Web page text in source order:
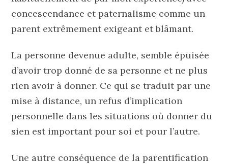
concescendance et paternalisme comme un
parent extrêmement exigeant et blâmant.
La personne devenue adulte, semble épuisée
d’avoir trop donné de sa personne et ne plus
rien avoir à donner. Ce qui se traduit par une
mise à distance, un refus d’implication
personnelle dans les situations où donner du
sien est important pour soi et pour l’autre.
Une autre conséquence de la parentification